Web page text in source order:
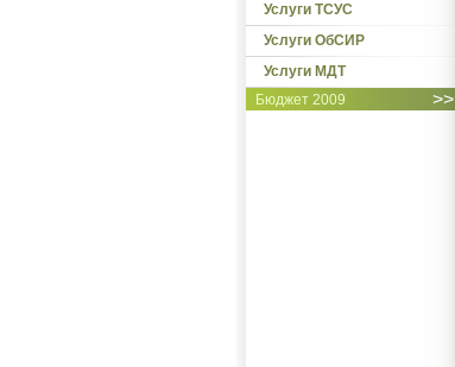
Услуги ТСУС
Услуги ОбСИР
Услуги МДТ
>>
Бюджет 2009